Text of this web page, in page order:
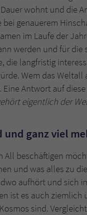
wohnt und die
bei genauerem
im Laufe der
werden und für
die langfristig
Wem das
Antwort auf
eigentlich der
und ganz viel
All beschäftigen
und was alles zu
aufhört und sich
ist es auch ziemlich
sind.